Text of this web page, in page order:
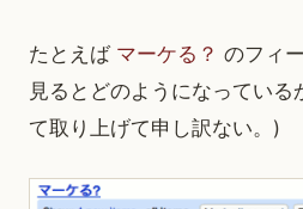
たとえば マーケる？ のフィ
見るとどのようになっている
て取り上げて申し訳ない。)